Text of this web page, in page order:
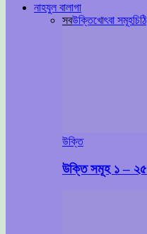
নাহযুল বালাগা
সবউক্তিখোৎবা সমূহচিঠি
উক্তি
উক্তি সমূহ ১ – ২৫